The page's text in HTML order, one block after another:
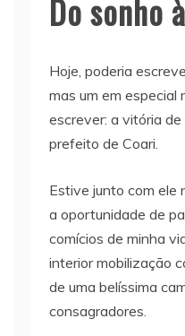
Do sonho
Hoje, poderia
mas um em especial
escrever: a vitória
prefeito de Coari.
Estive junto com ele
a oportunidade de
comícios de minha
interior mobilização
de uma belíssima
consagradores.